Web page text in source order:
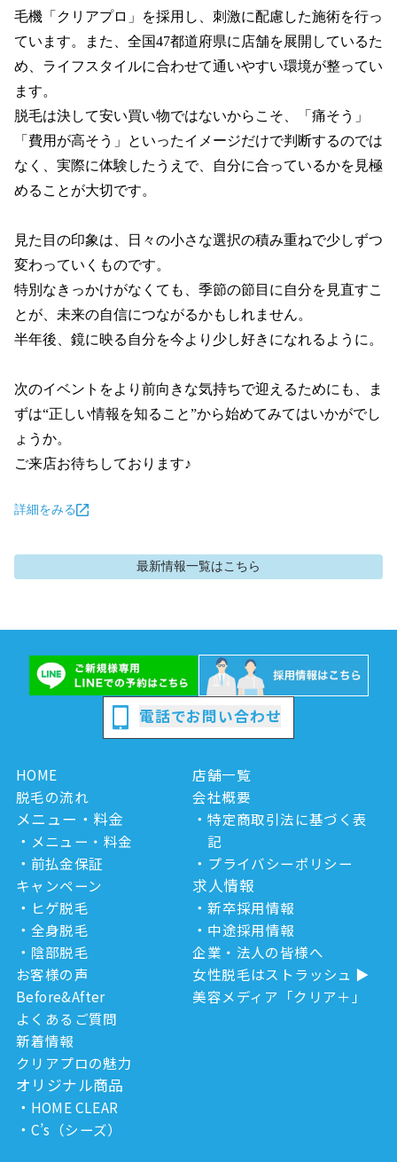
毛機「クリアプロ」を採用し、刺激に配慮した施術を行っ
ています。また、全国47都道府県に店舗を展開しているた
め、ライフスタイルに合わせて通いやすい環境が整ってい
ます。
脱毛は決して安い買い物ではないからこそ、「痛そう」
「費用が高そう」といったイメージだけで判断するのでは
なく、実際に体験したうえで、自分に合っているかを見極
めることが大切です。
見た目の印象は、日々の小さな選択の積み重ねで少しずつ
変わっていくものです。
特別なきっかけがなくても、季節の節目に自分を見直すこ
とが、未来の自信につながるかもしれません。
半年後、鏡に映る自分を今より少し好きになれるように。
次のイベントをより前向きな気持ちで迎えるためにも、ま
ずは“正しい情報を知ること”から始めてみてはいかがでし
ょうか。
ご来店お待ちしております♪
詳細をみる
最新情報一覧はこちら
電話でお問い合わせ
HOME
脱毛の流れ
メニュー・料金
メニュー・料金
前払金保証
キャンペーン
ヒゲ脱毛
全身脱毛
陰部脱毛
お客様の声
Before&After
よくあるご質問
新着情報
クリアプロの魅力
オリジナル商品
HOME CLEAR
C’s（シーズ）
店舗一覧
会社概要
特定商取引法に基づく表
記
プライバシーポリシー
求人情報
新卒採用情報
中途採用情報
企業・法人の皆様へ
女性脱毛はストラッシュ
美容メディア「クリア＋」